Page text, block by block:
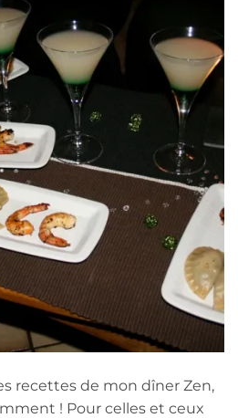
recettes de mon dîner Zen,
! Pour celles et ceux